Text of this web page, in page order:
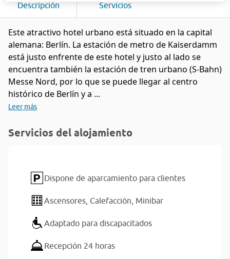
Descripción Servicios
Este atractivo hotel urbano está situado en la capital
alemana: Berlín. La estación de metro de Kaiserdamm
está justo enfrente de este hotel y justo al lado se
encuentra también la estación de tren urbano (S-Bahn)
Messe Nord, por lo que se puede llegar al centro
histórico de Berlín y a ...
Leer más
Servicios del alojamiento
Dispone de aparcamiento para clientes
Ascensores, Calefacción, Minibar
Adaptado para discapacitados
Recepción 24 horas